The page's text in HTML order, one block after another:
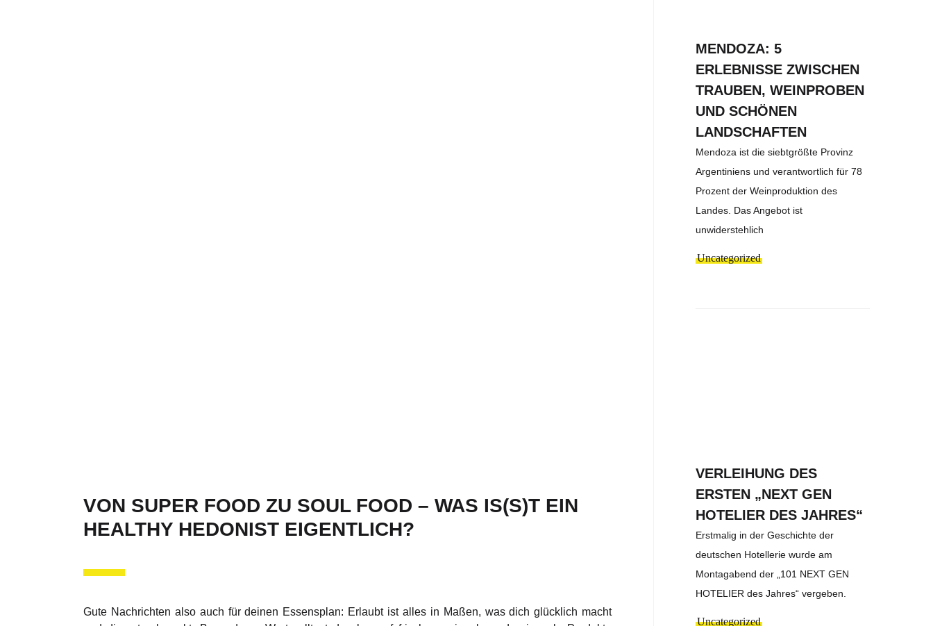
VON SUPER FOOD ZU SOUL FOOD – WAS IS(S)T EIN
HEALTHY HEDONIST EIGENTLICH?
Gute Nachrichten also auch für deinen Essensplan: Erlaubt ist alles in Maßen, was dich glücklich macht
MENDOZA: 5
ERLEBNISSE ZWISCHEN
TRAUBEN, WEINPROBEN
UND SCHÖNEN
LANDSCHAFTEN
Mendoza ist die siebtgrößte Provinz
Argentiniens und verantwortlich für 78
Prozent der Weinproduktion des
Landes. Das Angebot ist
unwiderstehlich
Uncategorized
VERLEIHUNG DES
ERSTEN „NEXT GEN
HOTELIER DES JAHRES“
Erstmalig in der Geschichte der
deutschen Hotellerie wurde am
Montagabend der „101 NEXT GEN
HOTELIER des Jahres“ vergeben.
Uncategorized